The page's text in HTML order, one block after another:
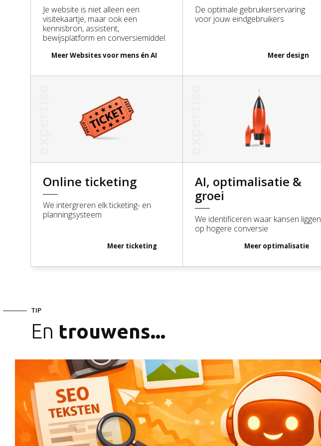
Je website is niet alleen een
visitekaartje, maar ook een
kennisbron, assistent,
bewijsplatform en conversiemiddel.
MeerWebsites voor mens én AI
De optimale gebruikerservaring
voor jouw eindgebruikers
Meer design
Online ticketing
We intergreren elk ticketing- en
planningsysteem
Meer ticketing
AI, optimalisatie &
groei
We identificeren waar kansen liggen
op hogere conversie
Meer optimalisatie
TIP
En trouwens...
2026 Basic Orange